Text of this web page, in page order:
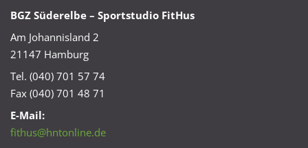
BGZ Süderelbe – Sportstudio FitHus
Am Johannisland 2
21147 Hamburg
Tel. (040) 701 57 74
Fax (040) 701 48 71
E-Mail:
fithus@hntonline.de